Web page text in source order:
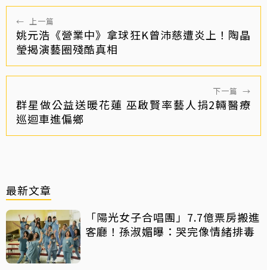
← 上一篇
姚元浩《營業中》拿球狂K曾沛慈遭炎上！陶晶
瑩揭演藝圈殘酷真相
下一篇 →
群星做公益送暖花蓮 巫啟賢率藝人捐2輛醫療
巡迴車進偏鄉
最新文章
「陽光女子合唱團」7.7億票房搬進
客廳！孫淑媚曝：哭完像情緒排毒